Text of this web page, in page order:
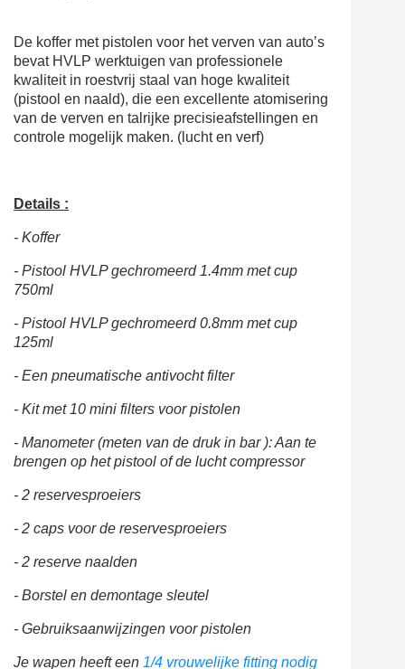
Deel je creaties en ontvang shopping vouchers
Verzamel loyaliteitspunten bij elke bestelling
Retourneer producten binnen 14 dagen
5€ korting op de eerste bestelling
De koffer met pistolen voor het verven van auto’s
bevat HVLP werktuigen van professionele
kwaliteit in roestvrij staal van hoge kwaliteit
(pistool en naald), die een excellente atomisering
van de verven en talrijke precisieafstellingen en
controle mogelijk maken. (lucht en verf)
Details :
- Koffer
- Pistool HVLP gechromeerd 1.4mm met cup
750ml
- Pistool HVLP gechromeerd 0.8mm met cup
125ml
- Een pneumatische antivocht filter
- Kit met 10 mini filters voor pistolen
- Manometer (meten van de druk in bar ): Aan te
brengen op het pistool of de lucht compressor
- 2 reservesproeiers
- 2 caps voor de reservesproeiers
- 2 reserve naalden
- Borstel en demontage sleutel
- Gebruiksaanwijzingen voor pistolen
Je wapen heeft een 1/4 vrouwelijke fitting nodig